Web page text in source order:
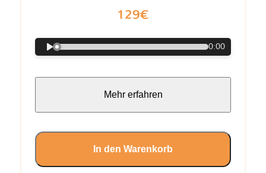
129€
0:00
Mehr erfahren
In den Warenkorb